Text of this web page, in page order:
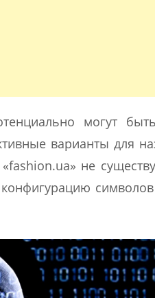
могут
варианты для
не
конфигурацию